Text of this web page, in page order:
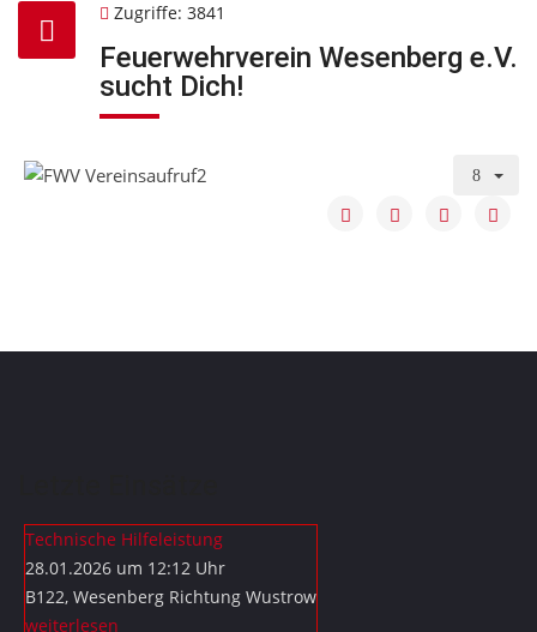
Zugriffe: 3841
Feuerwehrverein Wesenberg e.V.
sucht Dich!
Technische Hilfeleistung
28.01.2026 um 12:12 Uhr
B122, Wesenberg Richtung Wustrow
weiterlesen